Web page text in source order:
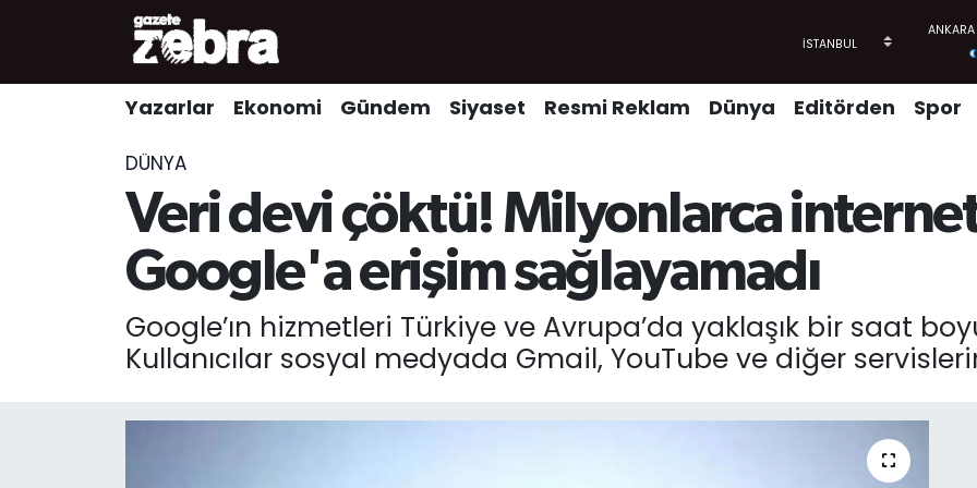
Yazarlar Ekonomi Gündem Siyaset Resmi Reklam Dünya Editörden Spor
DÜNYA
Veri devi çöktü! Milyonlarca internet
Google'a erişim sağlayamadı
Google’ın hizmetleri Türkiye ve Avrupa’da yaklaşık bir saat
Kullanıcılar sosyal medyada Gmail, YouTube ve diğer
Yazarlar
Kültür-Sanat
Nöbetçi Eczaneler
Trafik Durumu
Süper Lig Puan Durumu ve Fikstür
Son Dakika Haberleri
Haber Arşivi